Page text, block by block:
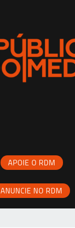
APOIE O RDM
ANUNCIE NO RDM